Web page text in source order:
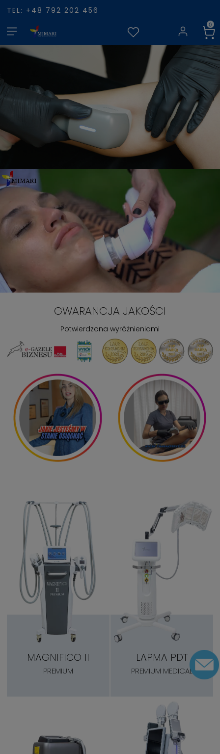
TEL: +48 792 202 456
GWARANCJA JAKOŚCI
Potwierdzona wyróżnieniami
MAGNIFICO II
PREMIUM
LAPMA PDT
PREMIUM MEDICAL